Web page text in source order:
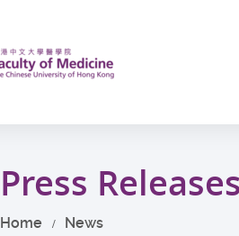
Press Releases
Home News